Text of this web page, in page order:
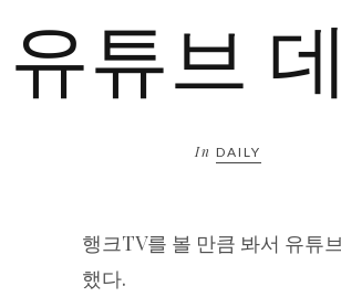
유튜브
In DAILY
행크TV를 볼 만큼 봐서 유튜
했다.